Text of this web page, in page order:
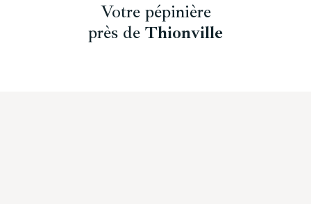
Votre pépinière
près de Thionville